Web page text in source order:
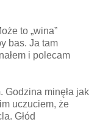
to „wina”
bas. Ja tam
i polecam
Godzina minęła jak
uczuciem, że
Głód